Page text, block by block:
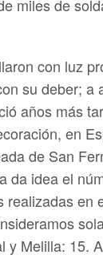
miles de
con luz
su deber; a
años más
en
de San
da idea el
en
y Melilla: 15.